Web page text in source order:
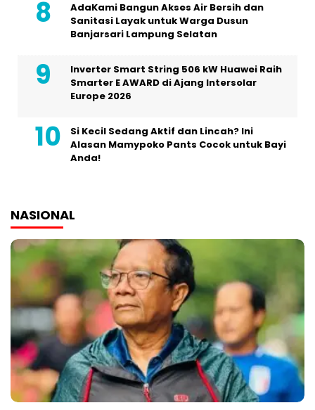
AdaKami Bangun Akses Air Bersih dan
Sanitasi Layak untuk Warga Dusun
Banjarsari Lampung Selatan
Inverter Smart String 506 kW Huawei Raih
Smarter E AWARD di Ajang Intersolar
Europe 2026
Si Kecil Sedang Aktif dan Lincah? Ini
Alasan Mamypoko Pants Cocok untuk Bayi
Anda!
NASIONAL